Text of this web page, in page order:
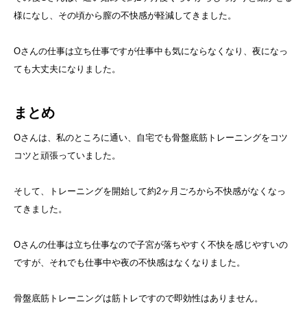
様になし、その頃から膣の不快感が軽減してきました。
Oさんの仕事は立ち仕事ですが仕事中も気にならなくなり、夜になっ
ても大丈夫になりました。
まとめ
Oさんは、私のところに通い、自宅でも骨盤底筋トレーニングをコツ
コツと頑張っていました。
そして、トレーニングを開始して約2ヶ月ごろから不快感がなくなっ
てきました。
Oさんの仕事は立ち仕事なので子宮が落ちやすく不快を感じやすいの
ですが、それでも仕事中や夜の不快感はなくなりました。
骨盤底筋トレーニングは筋トレですので即効性はありません。